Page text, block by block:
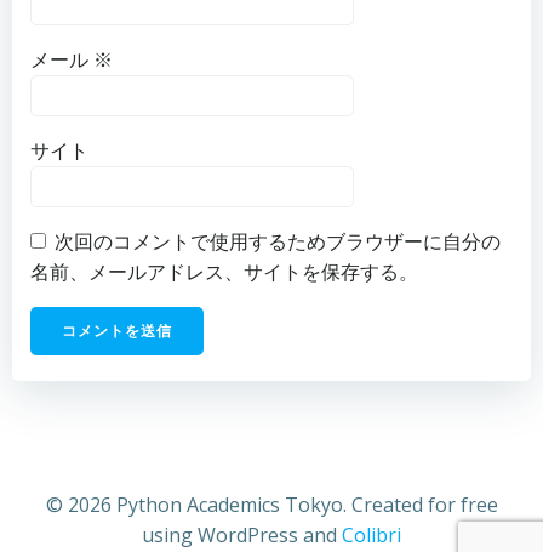
メール ※
サイト
次回のコメントで使用するためブラウザーに自分の
名前、メールアドレス、サイトを保存する。
© 2026 Python Academics Tokyo. Created for free
using WordPress and Colibri